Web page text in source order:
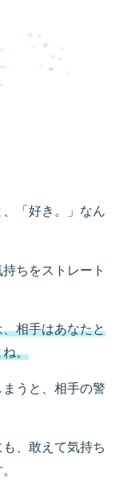
「好き。」なん
ちをストレート
相手はあなたと
ね。
うと、相手の警
、敢えて気持ち